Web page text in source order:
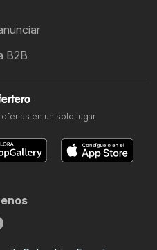
B2B
en un solo lugar